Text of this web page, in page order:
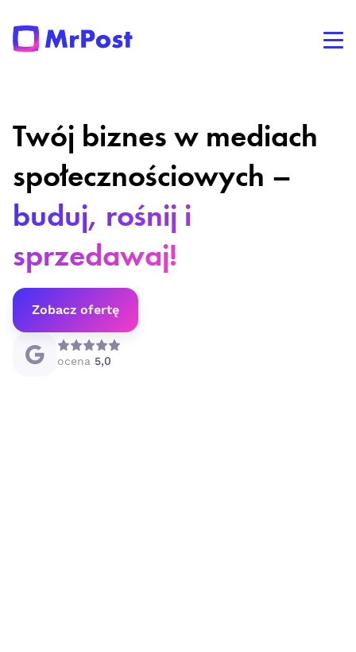
Twój biznes w mediach
społecznościowych –
buduj, rośnij i
sprzedawaj!
Zobacz ofertę
ocena 5,0